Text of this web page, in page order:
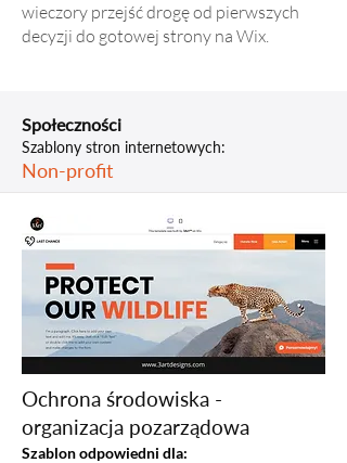
wieczory przejść drogę od pierwszych
decyzji do gotowej strony na Wix.
Społeczności
Szablony stron internetowych:
Non-profit
Ochrona środowiska -
organizacja pozarządowa
Szablon odpowiedni dla: